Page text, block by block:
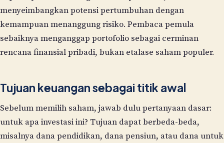
menyeimbangkan potensi pertumbuhan dengan
kemampuan menanggung risiko. Pembaca pemula
sebaiknya menganggap portofolio sebagai cerminan
rencana finansial pribadi, bukan etalase saham populer.
Tujuan keuangan sebagai titik awal
Sebelum memilih saham, jawab dulu pertanyaan dasar:
untuk apa investasi ini? Tujuan dapat berbeda-beda,
misalnya dana pendidikan, dana pensiun, atau dana untuk